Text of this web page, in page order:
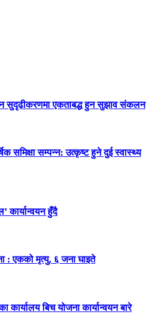
सुदृढीकरणमा एकताबद्ध हुन सुझाव संकलन
समिक्षा सम्पन्न: उत्कृष्ट हुने दुई स्वास्थ्य
कार्यान्वयन हुँदै
: एकको मृत्यु, ६ जना घाइते
बिच योजना कार्यान्वयन बारे